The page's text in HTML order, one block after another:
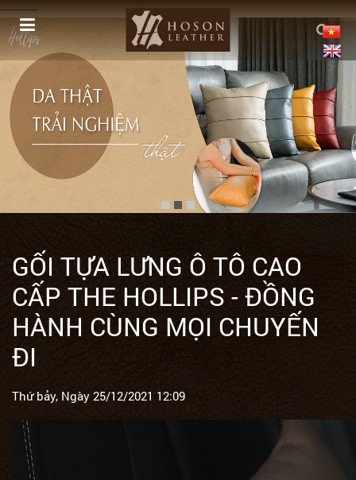
------------
GỐI TỰA LƯNG Ô TÔ CAO
CẤP THE HOLLIPS - ĐỒNG
HÀNH CÙNG MỌI CHUYẾN
ĐI
Thứ bảy, Ngày 25/12/2021 12:09